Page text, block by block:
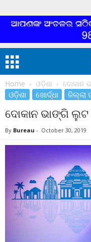
Home ଓଡ଼ିଶା ଦୋକାନ
ଓଡ଼ିଶା ଖୋର୍ଦ୍ଧା ଜିଲ୍ଲା
ଦୋକାନ ଭାଙ୍ଗି ଲୁଟ
By Bureau - October 30, 2019